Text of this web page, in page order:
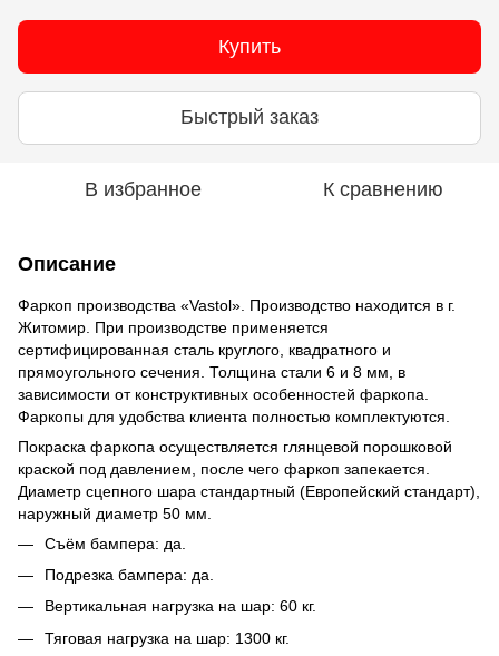
Купить
Быстрый заказ
В избранное К сравнению
Описание
Фаркоп производства «Vastol». Производство находится в г.
Житомир. При производстве применяется
сертифицированная сталь круглого, квадратного и
прямоугольного сечения. Толщина стали 6 и 8 мм, в
зависимости от конструктивных особенностей фаркопа.
Фаркопы для удобства клиента полностью комплектуются.
Покраска фаркопа осуществляется глянцевой порошковой
краской под давлением, после чего фаркоп запекается.
Диаметр сцепного шара стандартный (Европейский стандарт),
наружный диаметр 50 мм.
Съём бампера: да.
Подрезка бампера: да.
Вертикальная нагрузка на шар: 60 кг.
Тяговая нагрузка на шар: 1300 кг.